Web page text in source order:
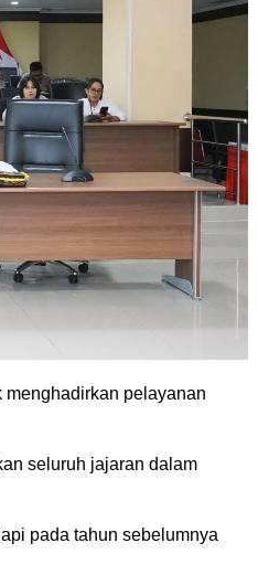
menghadirkan pelayanan
seluruh jajaran dalam
pada tahun sebelumnya